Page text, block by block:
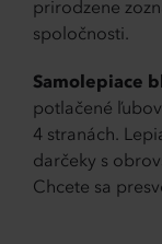
prirodzene
spoločnosti.
Samolepiace
potlačené
4 stranách.
darčeky s
Chcete sa